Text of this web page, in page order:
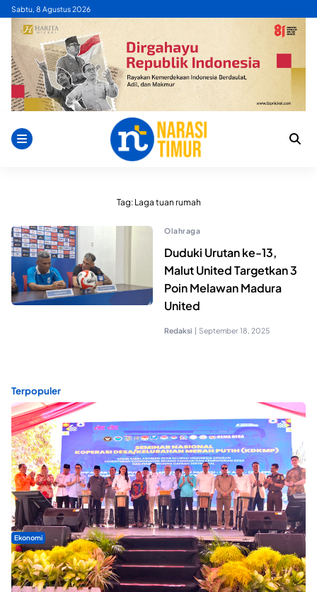
Skip
content
Sabtu, 8 Agustus 2026
Tag: Laga tuan rumah
Olahraga
Duduki Urutan ke-13,
Malut United Targetkan 3
Poin Melawan Madura
United
Redaksi | September 18, 2025
Terpopuler
Ekonomi
Seminar di Ternate, Mendes Perkuat Sinergi Percepatan
Kopdes Merah Putih